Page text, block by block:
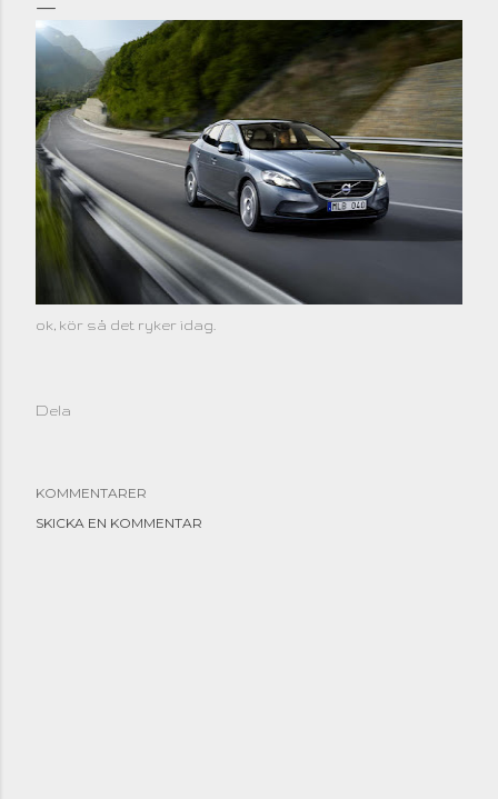
ok, kör så det ryker idag.
Dela
KOMMENTARER
SKICKA EN KOMMENTAR